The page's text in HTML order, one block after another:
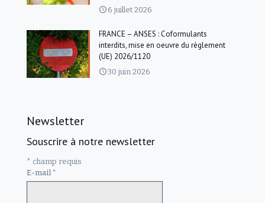
6 juillet 2026
FRANCE – ANSES : Coformulants
interdits, mise en oeuvre du règlement
(UE) 2026/1120
30 juin 2026
Newsletter
Souscrire à notre newsletter
* champ requis
E-mail *